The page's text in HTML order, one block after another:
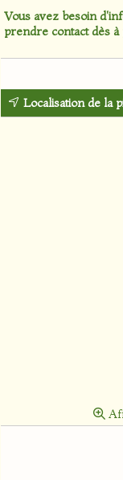
Vous avez besoin
prendre contact dès
Localisation de la